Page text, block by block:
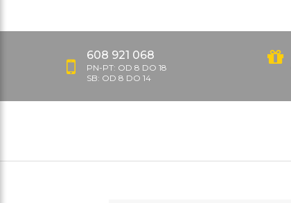
608 921 068
PN-PT: OD 8 DO 18
SB: OD 8 DO 14